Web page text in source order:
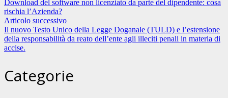
Download del software non licenziato da parte del dipendente: cosa
rischia l’Azienda?
Articolo successivo
Il nuovo Testo Unico della Legge Doganale (TULD) e l’estensione
della responsabilità da reato dell’ente agli illeciti penali in materia di
accise.
Categorie